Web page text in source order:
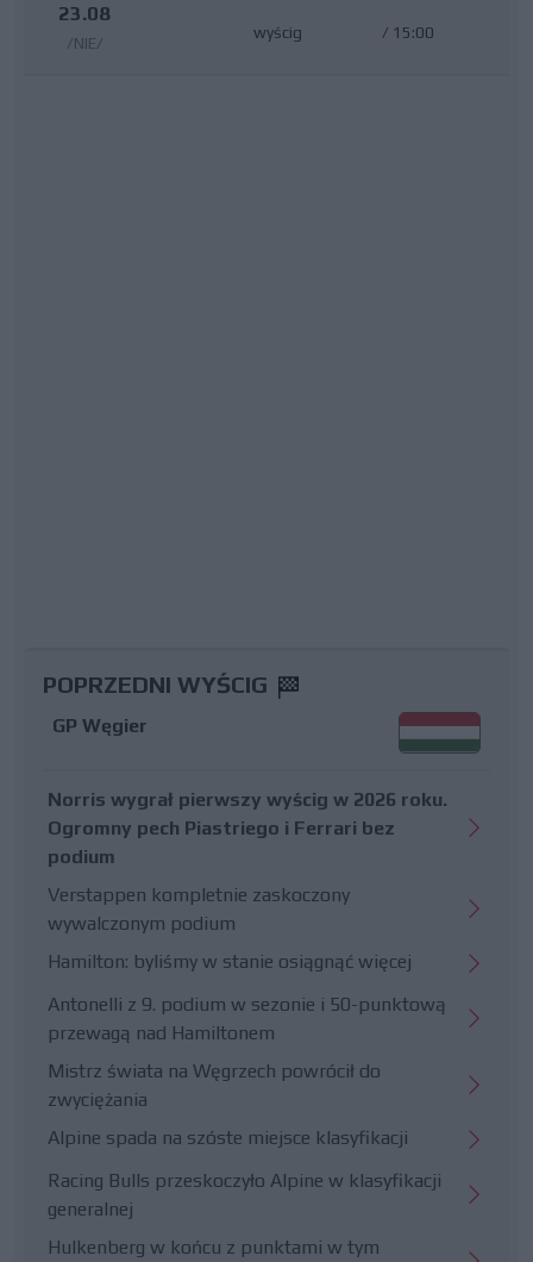
23.08
/NIE/
wyścig / 15:00
POPRZEDNI WYŚCIG
GP Węgier
Norris wygrał pierwszy wyścig w 2026 roku.
Ogromny pech Piastriego i Ferrari bez
podium
Verstappen kompletnie zaskoczony
wywalczonym podium
Hamilton: byliśmy w stanie osiągnąć więcej
Antonelli z 9. podium w sezonie i 50-punktową
przewagą nad Hamiltonem
Mistrz świata na Węgrzech powrócił do
zwyciężania
Alpine spada na szóste miejsce klasyfikacji
Racing Bulls przeskoczyło Alpine w klasyfikacji
generalnej
Hulkenberg w końcu z punktami w tym